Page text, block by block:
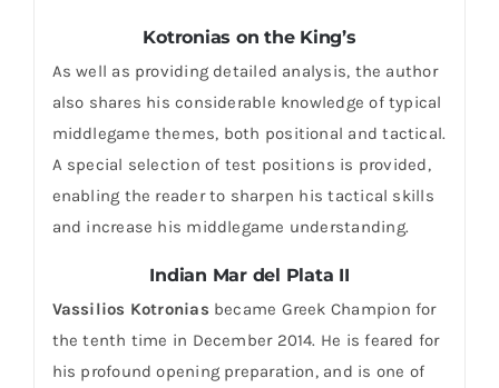
Kotronias on the King’s
As well as providing detailed analysis, the author
also shares his considerable knowledge of typical
middlegame themes, both positional and tactical.
A special selection of test positions is provided,
enabling the reader to sharpen his tactical skills
and increase his middlegame understanding.
Indian Mar del Plata II
Vassilios Kotronias became Greek Champion for
the tenth time in December 2014. He is feared for
his profound opening preparation, and is one of